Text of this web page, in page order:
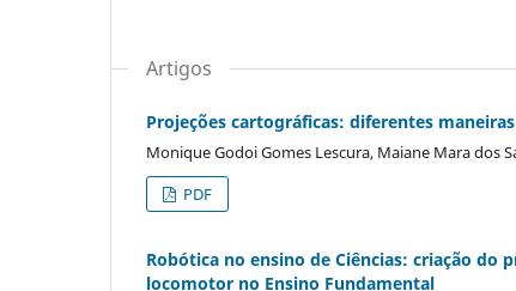
Artigos
Projeções cartográficas: diferentes
Monique Godoi Gomes Lescura, Maiane Mara dos
PDF
Robótica no ensino de Ciências: criação
locomotor no Ensino Fundamental